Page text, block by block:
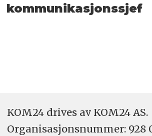
kommunikasjonssjef
KOM24 drives av KOM24 AS.
Organisasjons­nummer: 928